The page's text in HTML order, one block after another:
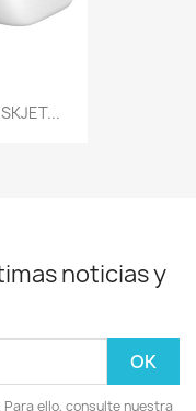
noticias y
ello, consulte nuestra